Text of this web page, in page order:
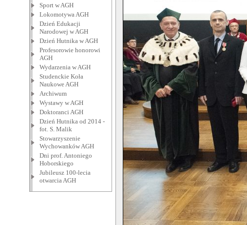
Sport w AGH
Lokomotywa AGH
Dzień Edukacji
Narodowej w AGH
Dzień Hutnika w AGH
Profesorowie honorowi
AGH
Wydarzenia w AGH
Studenckie Koła
Naukowe AGH
Archiwum
Wystawy w AGH
Doktoranci AGH
Dzień Hutnika od 2014 -
fot. S. Malik
Stowarzyszenie
Wychowanków AGH
Dni prof. Antoniego
Hoborskiego
Jubileusz 100-lecia
otwarcia AGH